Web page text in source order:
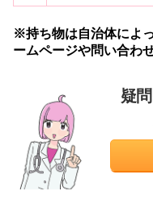
※持ち物は自治体によ
ームページや問い合わ
疑